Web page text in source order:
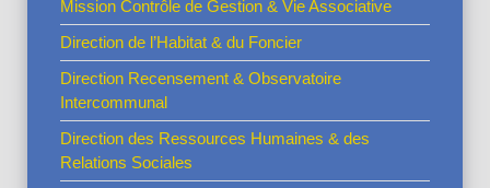
Mission Contrôle de Gestion & Vie Associative
Direction de l’Habitat & du Foncier
Direction Recensement & Observatoire
Intercommunal
Direction des Ressources Humaines & des
Relations Sociales